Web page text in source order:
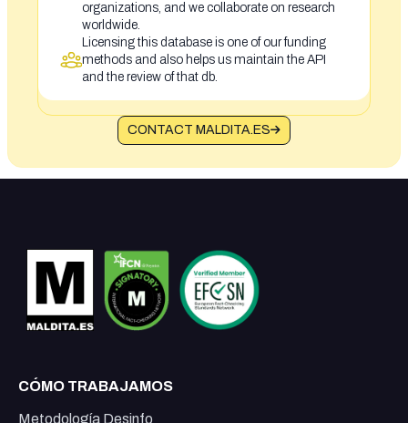
organizations, and we collaborate on research
worldwide.
Licensing this database is one of our funding
methods and also helps us maintain the API
and the review of that db.
CONTACT MALDITA.ES
CÓMO TRABAJAMOS
Metodología Desinfo